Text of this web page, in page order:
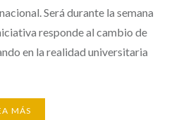
Será durante la semana
responde al cambio de
en la realidad universitaria
MÁS